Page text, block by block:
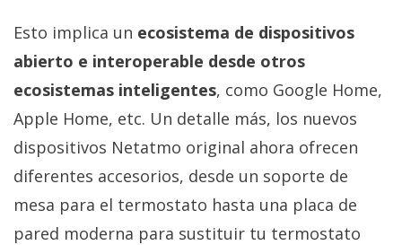
Esto implica un ecosistema de dispositivos
abierto e interoperable desde otros
ecosistemas inteligentes, como Google Home,
Apple Home, etc. Un detalle más, los nuevos
dispositivos Netatmo original ahora ofrecen
diferentes accesorios, desde un soporte de
mesa para el termostato hasta una placa de
pared moderna para sustituir tu termostato